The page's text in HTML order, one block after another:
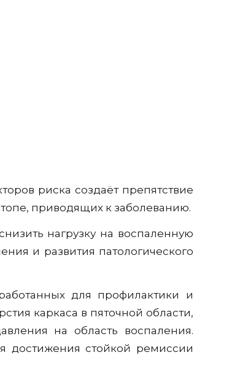
риска создаёт препятствие
приводящих к заболеванию.
нагрузку на воспаленную
и развития патологического
для профилактики и
каркаса в пяточной области,
на область воспаления.
достижения стойкой ремиссии